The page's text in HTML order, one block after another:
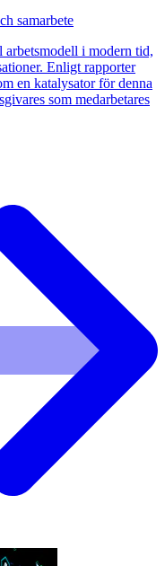
samarbete
i modern tid,
Enligt rapporter
en katalysator för denna
som medarbetares